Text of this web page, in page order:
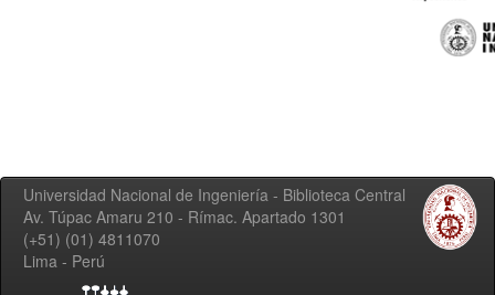
Universidad Nacional de Ingeniería - Biblioteca Central
Av. Túpac Amaru 210 - Rímac. Apartado 1301
(+51) (01) 4811070
Lima - Perú